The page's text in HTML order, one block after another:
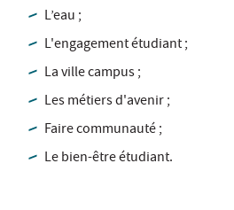
L’eau ;
L'engagement étudiant ;
La ville campus ;
Les métiers d'avenir ;
Faire communauté ;
Le bien-être étudiant.